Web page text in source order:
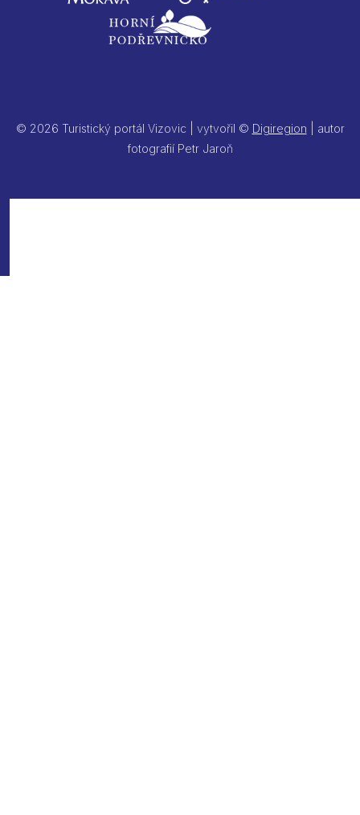
© 2026 Turistický portál Vizovic | vytvořil © Digiregion | autor
fotografií Petr Jaroň